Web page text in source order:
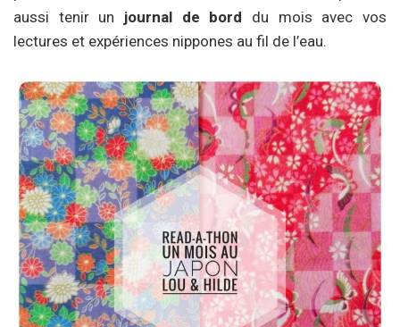
aussi tenir un journal de bord du mois avec vos
lectures et expériences nippones au fil de l’eau.